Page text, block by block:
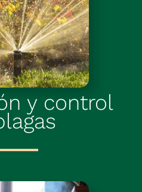
y control
lagas